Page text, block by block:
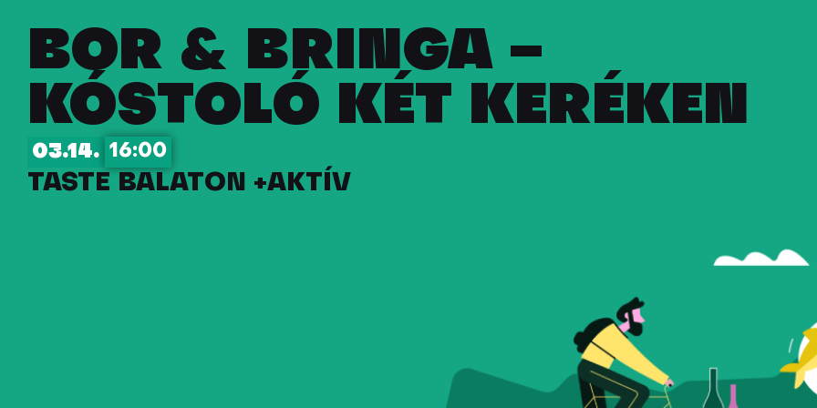
BOR & BRINGA –
KÓSTOLÓ KÉT KERÉKEN
03.14. 16:00
TASTE BALATON +AKTÍV